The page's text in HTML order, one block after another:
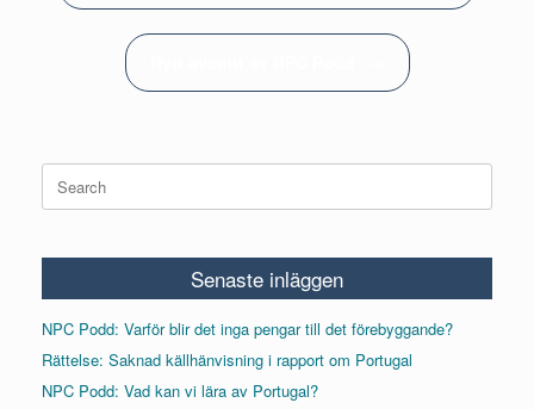
Search
for:
Senaste inläggen
NPC Podd: Varför blir det inga pengar till det förebyggande?
Rättelse: Saknad källhänvisning i rapport om Portugal
NPC Podd: Vad kan vi lära av Portugal?